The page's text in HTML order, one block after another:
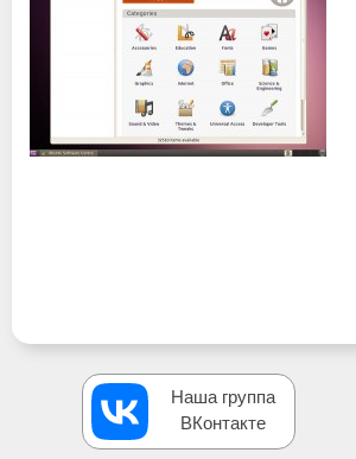
Наша группа
ВКонтакте